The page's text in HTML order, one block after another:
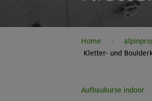
Home
Kletter- und
Aufbaukurse indoor